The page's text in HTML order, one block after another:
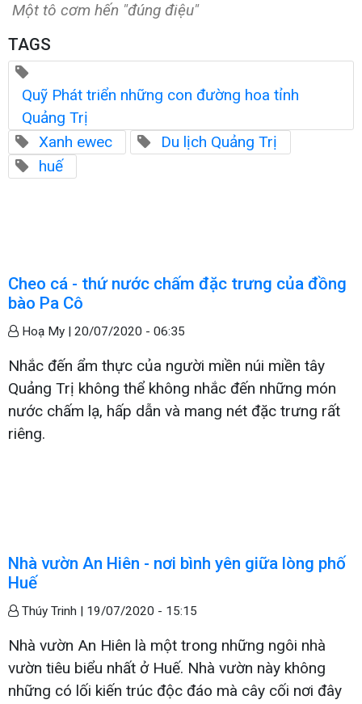
Một tô cơm hến "đúng điệu"
TAGS
Quỹ Phát triển những con đường hoa tỉnh
Quảng Trị
Xanh ewec
Du lịch Quảng Trị
huế
Cheo cá - thứ nước chấm đặc trưng của đồng
bào Pa Cô
Hoạ My | 20/07/2020 - 06:35
Nhắc đến ẩm thực của người miền núi miền tây
Quảng Trị không thể không nhắc đến những món
nước chấm lạ, hấp dẫn và mang nét đặc trưng rất
riêng.
Nhà vườn An Hiên - nơi bình yên giữa lòng phố
Huế
Thúy Trinh | 19/07/2020 - 15:15
Nhà vườn An Hiên là một trong những ngôi nhà
vườn tiêu biểu nhất ở Huế. Nhà vườn này không
những có lối kiến trúc độc đáo mà cây cối nơi đây